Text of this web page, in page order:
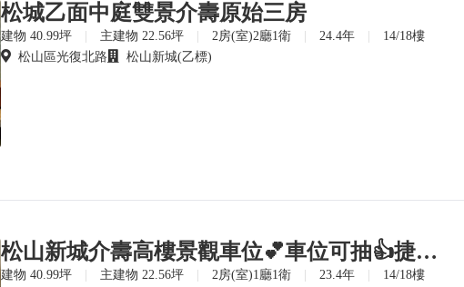
松城乙面中庭雙景介壽原始三房
建物 40.99坪 主建物 22.56坪 2房(室)2廳1衛 24.4年 14/18樓
松山區光復北路 松山新城(乙標)
松山新城介壽高樓景觀車位💕車位可抽👍捷運小巨蛋
建物 40.99坪 主建物 22.56坪 2房(室)1廳1衛 23.4年 14/18樓